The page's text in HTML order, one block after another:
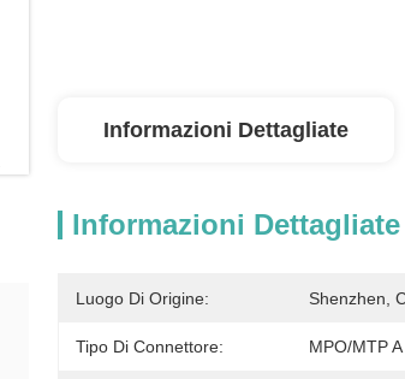
Informazioni Dettagliate
Informazioni Dettagliate
Luogo Di Origine: Shenzhen,
Tipo Di Connettore: MPO/MTP